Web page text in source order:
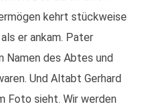
kehrt stückweise
er ankam. Pater
Namen des Abtes und
Und Altabt Gerhard
Foto sieht. Wir werden